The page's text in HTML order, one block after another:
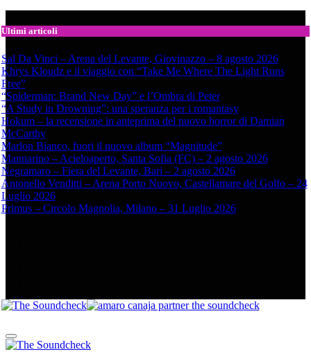
Ultimi articoli
Sal Da Vinci – Arena del Levante, Giovinazzo – 8 agosto 2026
Khrys Kloudz e il viaggio con “Take Me Where The Light Runs
Free”
“Spiderman: Brand New Day” e l’Ombra di Peter
“A Study in Drowning”: una speranza per i romantasy
Hokum – la recensione in anteprima del nuovo horror di Damian
McCarthy
Marlon Bianco, fuori il nuovo album “Magnitude”
Mannarino – Acieloaperto, Santa Sofia (FC) – 2 agosto 2026
Negramaro – Fiera del Levante, Bari – 2 agosto 2026
Antonello Venditti – Arena Porto Nuovo, Castellamare del Golfo – 24
Luglio 2026
Primus – Circolo Magnolia, Milano – 31 Luglio 2026